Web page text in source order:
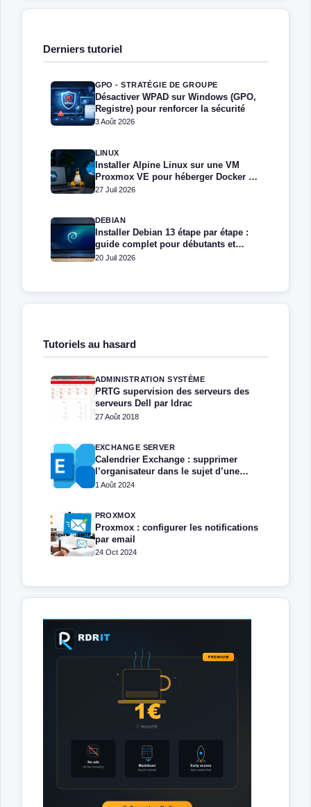
Derniers tutoriel
GPO - STRATÉGIE DE GROUPE
Désactiver WPAD sur Windows (GPO,
Registre) pour renforcer la sécurité
3 Août 2026
LINUX
Installer Alpine Linux sur une VM
Proxmox VE pour héberger Docker et
Docker Compose
27 Juil 2026
DEBIAN
Installer Debian 13 étape par étape :
guide complet pour débutants et
administrateurs
20 Juil 2026
Tutoriels au hasard
ADMINISTRATION SYSTÈME
PRTG supervision des serveurs des
serveurs Dell par Idrac
27 Août 2018
EXCHANGE SERVER
Calendrier Exchange : supprimer
l’organisateur dans le sujet d’une
réservation de salle
1 Août 2024
PROXMOX
Proxmox : configurer les notifications
par email
24 Oct 2024